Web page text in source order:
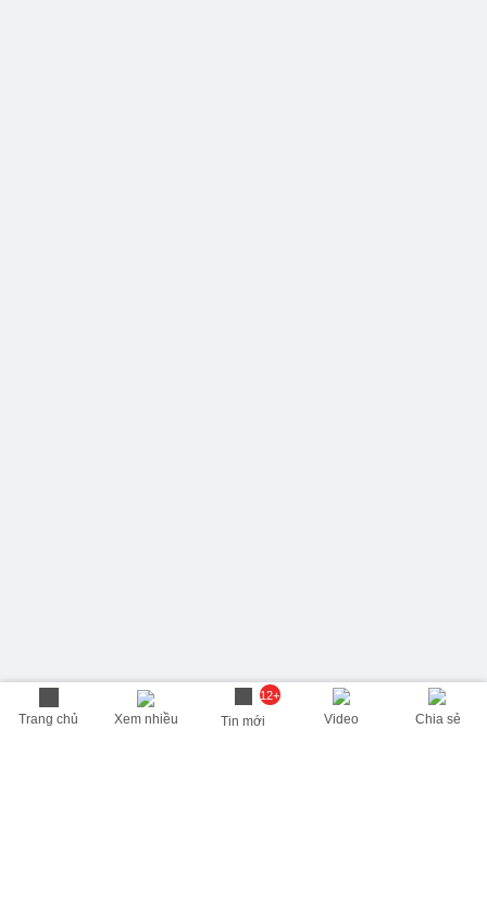
Trang chủ Xem nhiều
12+
Tin mới Video Chia sẻ